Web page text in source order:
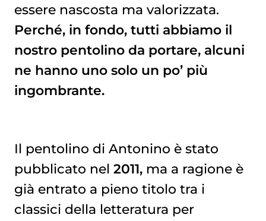
essere nascosta ma valorizzata.
Perché, in fondo, tutti abbiamo il
nostro pentolino da portare, alcuni
ne hanno uno solo un po’ più
ingombrante.
Il pentolino di Antonino è stato
pubblicato nel 2011, ma a ragione è
già entrato a pieno titolo tra i
classici della letteratura per